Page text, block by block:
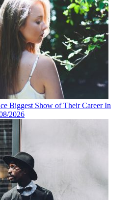
Biggest Show of Their Career In
2026